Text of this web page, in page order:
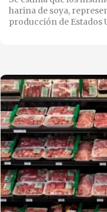
harina de soya,
producción de Estados